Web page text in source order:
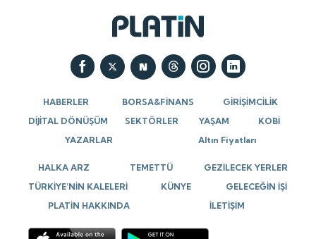
HABERLER BORSA&FİNANS
GİRİŞİMCİLİK
DİJİTAL DÖNÜŞÜM
SEKTÖRLER YAŞAM
KOBİ
YAZARLAR
Altın Fiyatları
HALKA ARZ TEMETTÜ
GEZİLECEK YERLER
TÜRKİYE’NİN KALELERİ
KÜNYE
GELECEĞİN İŞİ
PLATİN HAKKINDA
İLETİŞİM